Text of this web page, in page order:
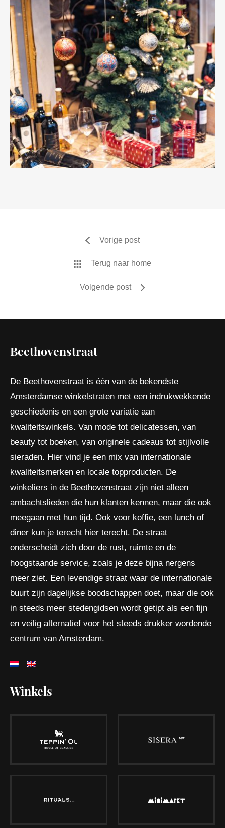
Vorige post
Terug naar home
Volgende post
Beethovenstraat
De Beethovenstraat is één van de bekendste
Amsterdamse winkelstraten met een indrukwekkende
geschiedenis en een grote variatie aan
kwaliteitswinkels. Van mode tot delicatessen, van
beauty tot boeken, van originele cadeaus tot stijlvolle
sieraden. Hier vind je een mix van internationale
kwaliteitsmerken en locale topproducten. De
winkeliers in de Beethovenstraat zijn niet alleen
ambachtslieden die hun klanten kennen, maar die ook
meegaan met hun tijd. Ook voor koffie, een lunch of
diner kun je terecht hier terecht. De straat
onderscheidt zich door de rust, ruimte en de
hoogstaande service, zoals je deze bijna nergens
meer ziet. Een levendige straat waar de internationale
buurt zijn dagelijkse boodschappen doet, maar die ook
in steeds meer stedengidsen wordt getipt als een fijn
en veilig alternatief voor het steeds drukker wordende
centrum van Amsterdam.
Winkels